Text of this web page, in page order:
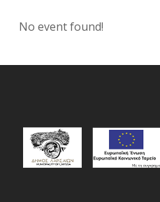
No event found!